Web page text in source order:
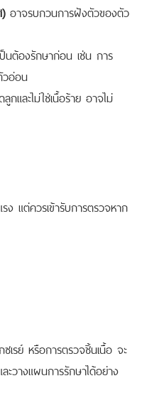
อาจรบกวนการฝังตัวของตัว
นต้องรักษาก่อน เช่น การ
วอ่อน
และไม่ใช่เนื้อร้าย อาจไม่
ง แต่ควรเข้ารับการตรวจหาก
เรย์ หรือการตรวจชิ้นเนื้อ จะ
วางแผนการรักษาได้อย่าง